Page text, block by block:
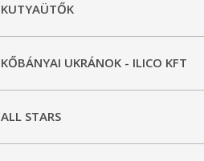
KUTYAÜTŐK
KŐBÁNYAI UKRÁNOK - ILICO KFT
ALL STARS